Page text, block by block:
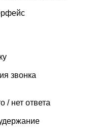
звонка
/ нет ответа